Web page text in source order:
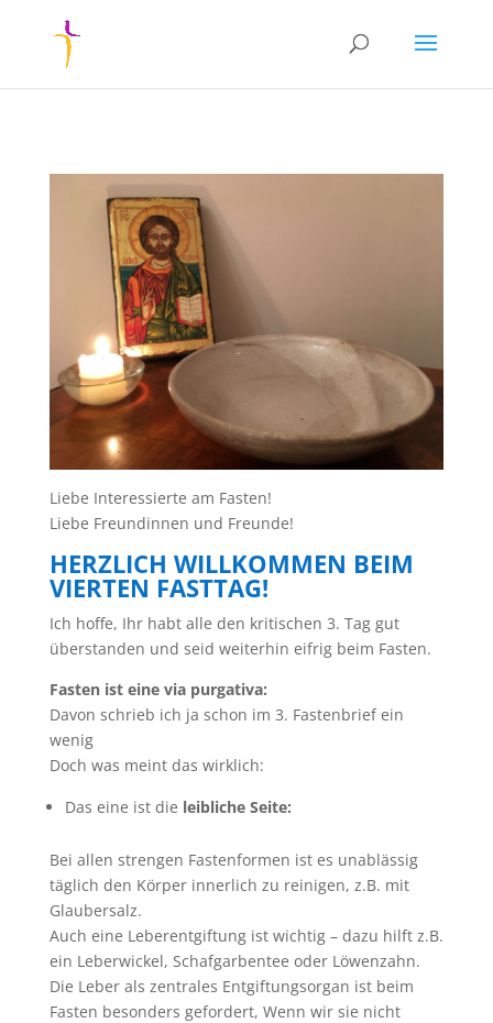
Liebe Interessierte am Fasten!
Liebe Freundinnen und Freunde!
HERZLICH WILLKOMMEN BEIM
VIERTEN FASTTAG!
Ich hoffe, Ihr habt alle den kritischen 3. Tag gut
überstanden und seid weiterhin eifrig beim Fasten.
Fasten ist eine via purgativa:
Davon schrieb ich ja schon im 3. Fastenbrief ein
wenig
Doch was meint das wirklich:
Das eine ist die leibliche Seite:
Bei allen strengen Fastenformen ist es unablässig
täglich den Körper innerlich zu reinigen, z.B. mit
Glaubersalz.
Auch eine Leberentgiftung ist wichtig – dazu hilft z.B.
ein Leberwickel, Schafgarbentee oder Löwenzahn.
Die Leber als zentrales Entgiftungsorgan ist beim
Fasten besonders gefordert, Wenn wir sie nicht